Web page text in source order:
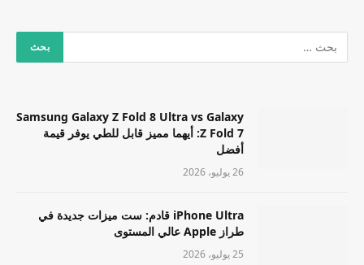
Samsung Galaxy Z Fold 8 Ultra vs Galaxy
Z Fold 7: أيهما مميز قابل للطي يوفر قيمة
أفضل
26 يوليو، 2026
iPhone Ultra قادم: ست ميزات جديدة في
طراز Apple عالي المستوى
25 يوليو، 2026